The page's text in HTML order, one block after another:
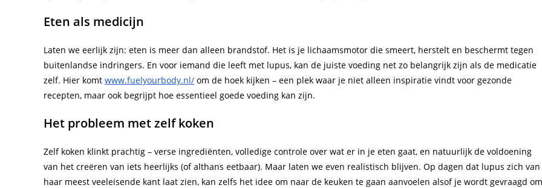
Eten als medicijn
Laten we eerlijk zijn: eten is meer dan alleen brandstof. Het is je lichaamsmotor die smeert, herstelt en beschermt tegen
buitenlandse indringers. En voor iemand die leeft met lupus, kan de juiste voeding net zo belangrijk zijn als de medicatie
zelf. Hier komt www.fuelyourbody.nl/ om de hoek kijken – een plek waar je niet alleen inspiratie vindt voor gezonde
recepten, maar ook begrijpt hoe essentieel goede voeding kan zijn.
Het probleem met zelf koken
Zelf koken klinkt prachtig – verse ingrediënten, volledige controle over wat er in je eten gaat, en natuurlijk de voldoening
van het creëren van iets heerlijks (of althans eetbaar). Maar laten we even realistisch blijven. Op dagen dat lupus zich van
haar meest veeleisende kant laat zien, kan zelfs het idee om naar de keuken te gaan aanvoelen alsof je wordt gevraagd om